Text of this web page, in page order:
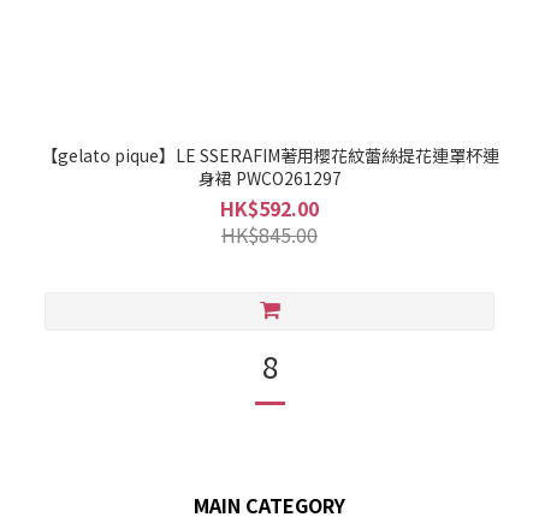
【gelato pique】LE SSERAFIM著用櫻花紋蕾絲提花連罩杯連
身裙 PWCO261297
HK$592.00
HK$845.00
8
MAIN CATEGORY